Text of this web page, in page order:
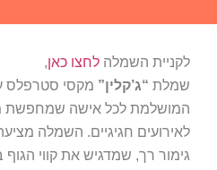
לקניית השמלה לחצו כאן,
שמלת “ג’קלין” מקסי סטרפלס
המושלמת לכל אישה שמחפשת
לאירועים חגיגיים. השמלה
גימור רך, שמדגיש את קווי